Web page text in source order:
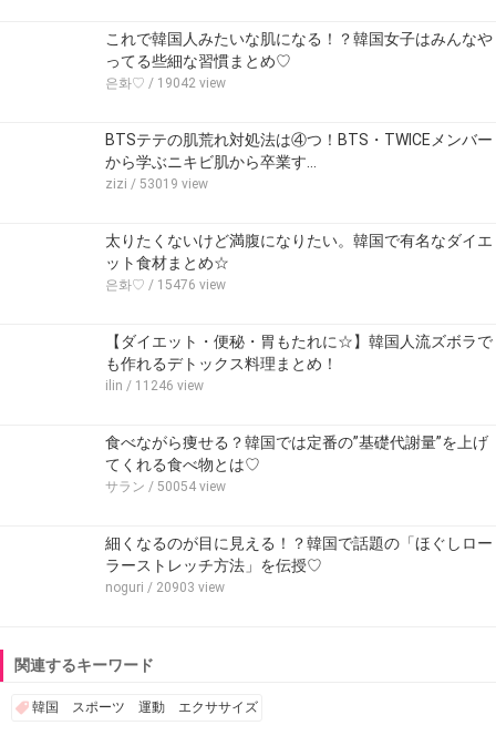
これで韓国人みたいな肌になる！？韓国女子はみんなや
ってる些細な習慣まとめ♡
은화♡ / 19042 view
BTSテテの肌荒れ対処法は④つ！BTS・TWICEメンバー
から学ぶニキビ肌から卒業す…
zizi / 53019 view
太りたくないけど満腹になりたい。韓国で有名なダイエ
ット食材まとめ☆
은화♡ / 15476 view
【ダイエット・便秘・胃もたれに☆】韓国人流ズボラで
も作れるデトックス料理まとめ！
ilin / 11246 view
食べながら痩せる？韓国では定番の”基礎代謝量”を上げ
てくれる食べ物とは♡
サラン / 50054 view
細くなるのが目に見える！？韓国で話題の「ほぐしロー
ラーストレッチ方法」を伝授♡
noguri / 20903 view
関連するキーワード
韓国 スポーツ 運動 エクササイズ